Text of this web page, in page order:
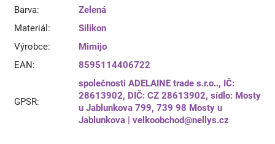
Barva:
Zelená
Materiál :
Silikon
Výrobce:
Mimijo
EAN: 8595114406722
GPSR:
společnosti ADELAINE trade s.r.o.., IČ:
28613902, DIČ: CZ 28613902, sídlo: Mosty
u Jablunkova 799, 739 98 Mosty u
Jablunkova | velkoobchod@nellys.cz